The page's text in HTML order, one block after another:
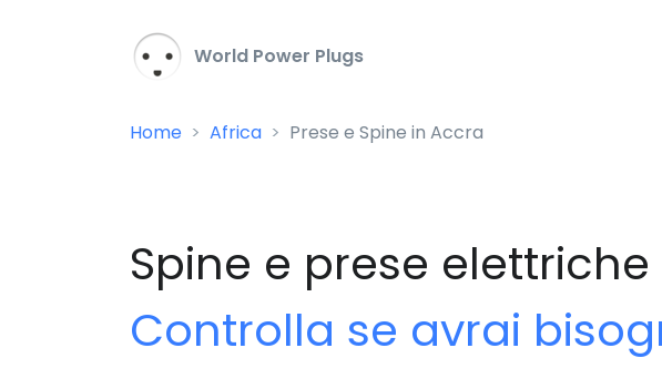
World Power Plugs
Home Africa Prese e Spine in Accra
Spine e prese
Controlla se avrai